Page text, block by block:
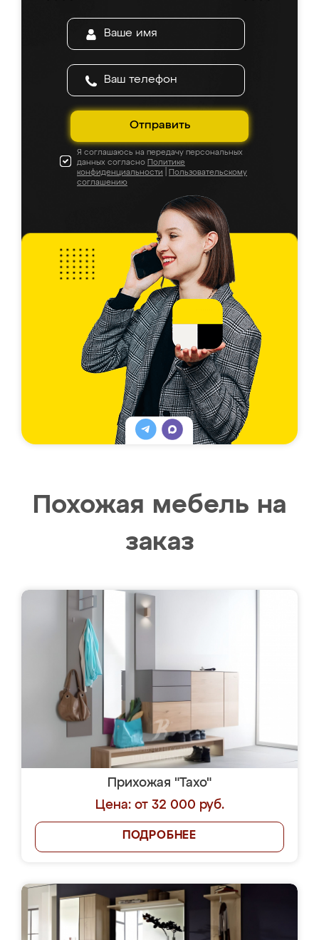
Отправить
Я соглашаюсь на передачу персональных
данных согласно Политике
конфиденциальности
Пользовательскому
соглашению
Похожая мебель на
заказ
Прихожая "Тахо"
Цена: от 32 000 руб.
ПОДРОБНЕЕ